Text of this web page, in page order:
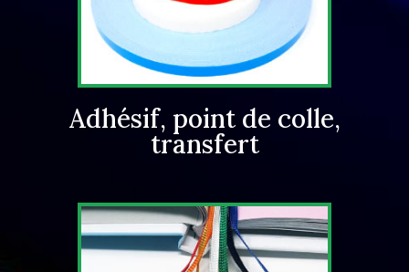
Adhésif, point de colle,
transfert